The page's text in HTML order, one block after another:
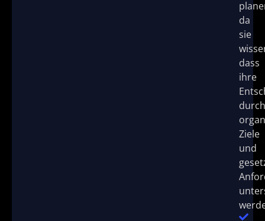
da
sie
dass
ihre
durch
Ziele
und